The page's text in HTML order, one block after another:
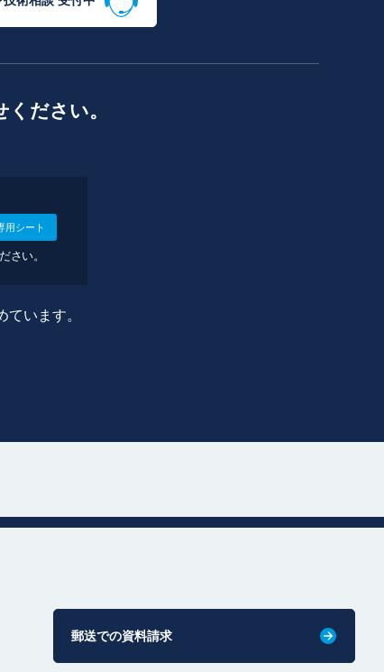
ださい。
用シート
さい。
います。
郵送での資料請求